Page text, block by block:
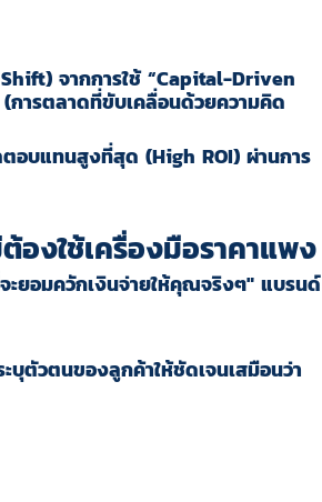
จากการใช้“Capital-Driven
การตลาดที่ขับเคลื่อนด้วยความคิด
อบแทนสูงที่สุด (High ROI) ผ่านการ
องใช้เครื่องมือราคาแพง
ะยอมควักเงินจ่ายให้คุณจริงๆ" แบรนด์
ตัวตนของลูกค้าให้ชัดเจนเสมือนว่า